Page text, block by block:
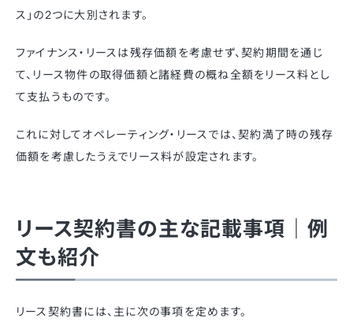
ス」の2つに大別されます。
ファイナンス・リースは残存価額を考慮せず、契約期間を通じ
て、リース物件の取得価額と諸経費の概ね全額をリース料とし
て支払うものです。
これに対してオペレーティング・リースでは、契約満了時の残存
価額を考慮したうえでリース料が設定されます。
リース契約書の主な記載事項｜例
文も紹介
リース契約書には、主に次の事項を定めます。